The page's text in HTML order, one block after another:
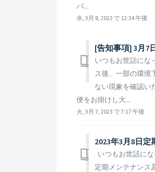
バ...
水, 3月 8, 2023 で 12:34 午後
[告知事項] 3月7
いつもお世話にな
ス後、一部の環境
ない現象を確認い
便をお掛けし大...
火, 3月 7, 2023 で 7:17 午後
2023年3月8日
いつもお世話に
定期メンテナンス